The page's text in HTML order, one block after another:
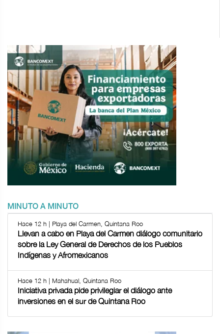
MINUTO A MINUTO
Hace 12 h | Playa del Carmen, Quintana Roo
Llevan a cabo en Playa del Carmen diálogo comunitario
sobre la Ley General de Derechos de los Pueblos
Indígenas y Afromexicanos
Hace 12 h | Mahahual, Quintana Roo
Iniciativa privada pide privilegiar el diálogo ante
inversiones en el sur de Quintana Roo